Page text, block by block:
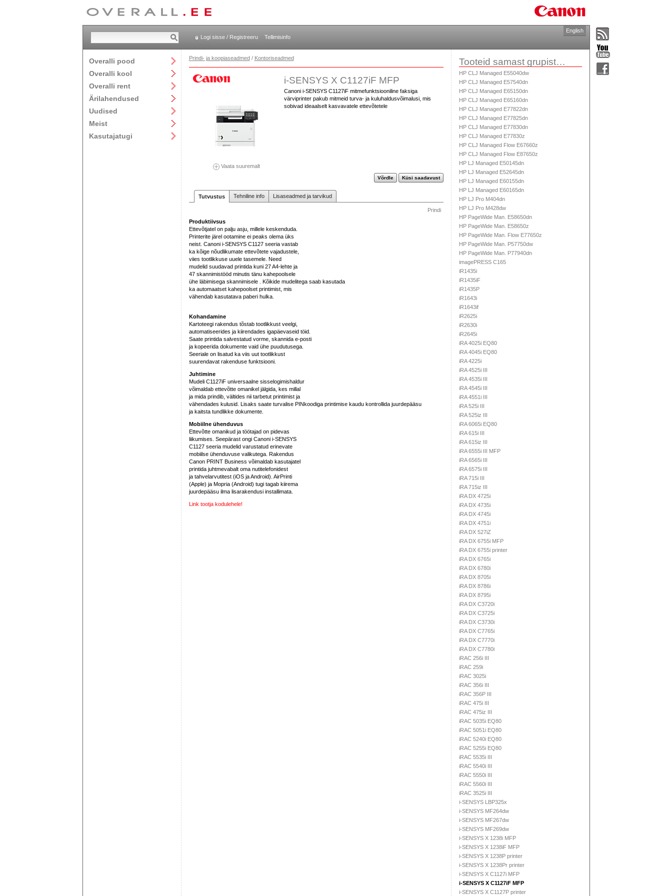
Logi sisse / Registreeru Tellimisinfo
English
Overalli pood
Overalli kool
Overalli rent
Ärilahendused
Uudised
Meist
Kasutajatugi
Prindi- ja koopiaseadmed/ Kontoriseadmed
Vaata suuremalt
i-SENSYS X C1127iF MFP
Canoni i-SENSYS C1127iF mitmefunktsiooniline faksiga
värviprinter pakub mitmeid turva- ja kuluhaldusvõimalusi, mis
sobivad ideaalselt kasvavatele ettevõtetele
Võrdle Küsi saadavust
Tutvustus Tehniline info Lisaseadmed ja tarvikud
Prindi
Produktiivsus
Ettevõtjatel on palju asju, millele keskenduda.
Printerite järel ootamine ei peaks olema üks
neist. Canoni i-SENSYS C1127 seeria vastab
ka kõige nõudlikumate ettevõtete vajadustele,
viies tootlikkuse uuele tasemele. Need
mudelid suudavad printida kuni 27 A4-lehte ja
47 skannimistööd minutis tänu kahepoolsele
ühe läbimisega skannimisele . Kõikide mudelitega saab kasutada
ka automaatset kahepoolset printimist, mis
vähendab kasutatava paberi hulka.
Kohandamine
Kartoteegi rakendus tõstab tootlikkust veelgi,
automatiseerides ja kiirendades igapäevaseid töid.
Saate printida salvestatud vorme, skannida e-posti
ja kopeerida dokumente vaid ühe puudutusega.
Seeriale on lisatud ka viis uut tootlikkust
suurendavat rakenduse funktsiooni.
Juhtimine
Mudeli C1127iF universaalne sisselogimishaldur
võimaldab ettevõtte omanikel jälgida, kes millal
ja mida prindib, vältides nii tarbetut printimist ja
vähendades kulusid. Lisaks saate turvalise PINkoodiga printimise kaudu kontrollida juurdepääsu
ja kaitsta tundlikke dokumente.
Mobiilne ühenduvus
Ettevõtte omanikud ja töötajad on pidevas
liikumises. Seepärast ongi Canoni i-SENSYS
C1127 seeria mudelid varustatud erinevate
mobiilse ühenduvuse valikutega. Rakendus
Canon PRINT Business võimaldab kasutajatel
printida juhtmevabalt oma nutitelefonidest
ja tahvelarvutitest (iOS ja Android). AirPrinti
(Apple) ja Mopria (Android) tugi tagab kiirema
juurdepääsu ilma lisarakendusi installimata.
Link tootja kodulehele!
Tooteid samast grupist…
HP CLJ Managed E55040dw
HP CLJ Managed E57540dn
HP CLJ Managed E65150dn
HP CLJ Managed E65160dn
HP CLJ Managed E77822dn
HP CLJ Managed E77825dn
HP CLJ Managed E77830dn
HP CLJ Managed E77830z
HP CLJ Managed Flow E67660z
HP CLJ Managed Flow E87650z
HP LJ Managed E50145dn
HP LJ Managed E52645dn
HP LJ Managed E60155dn
HP LJ Managed E60165dn
HP LJ Pro M404dn
HP LJ Pro M428dw
HP PageWide Man. E58650dn
HP PageWide Man. E58650z
HP PageWide Man. Flow E77650z
HP PageWide Man. P57750dw
HP PageWide Man. P77940dn
imagePRESS C165
iR1435i
iR1435iF
iR1435P
iR1643i
iR1643if
iR2625i
iR2630i
iR2645i
iRA 4025i EQ80
iRA 4045i EQ80
iRA 4225i
iRA 4525i III
iRA 4535i III
iRA 4545i III
iRA 4551i III
iRA 525i III
iRA 525iz III
iRA 6065i EQ80
iRA 615i III
iRA 615iz III
iRA 6555i III MFP
iRA 6565i III
iRA 6575i III
iRA 715i III
iRA 715iz III
iRA DX 4725i
iRA DX 4735i
iRA DX 4745i
iRA DX 4751i
iRA DX 527iZ
iRA DX 6755i MFP
iRA DX 6755i printer
iRA DX 6765i
iRA DX 6780i
iRA DX 8705i
iRA DX 8786i
iRA DX 8795i
iRA DX C3720i
iRA DX C3725i
iRA DX C3730i
iRA DX C7765i
iRA DX C7770i
iRA DX C7780i
iRAC 256i III
iRAC 259i
iRAC 3025i
iRAC 356i III
iRAC 356P III
iRAC 475i III
iRAC 475iz III
iRAC 5035i EQ80
iRAC 5051i EQ80
iRAC 5240i EQ80
iRAC 5255i EQ80
iRAC 5535i III
iRAC 5540i III
iRAC 5550i III
iRAC 5560i III
iRAC 3525i III
i-SENSYS LBP325x
i-SENSYS MF264dw
i-SENSYS MF267dw
i-SENSYS MF269dw
i-SENSYS X 1238i MFP
i-SENSYS X 1238iF MFP
i-SENSYS X 1238P printer
i-SENSYS X 1238Pr printer
i-SENSYS X C1127i MFP
i-SENSYS X C1127iF MFP
i-SENSYS X C1127P printer